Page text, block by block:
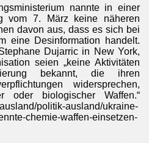
nannte in einer
vom 7. März keine näheren
davon aus, dass es sich bei
eine Desinformation handelt.
Dujarric in New York,
seien „keine Aktivitäten
bekannt, die ihren
widersprechen,
oder biologischer Waffen.“
politik-ausland/ukraine-
chemie-waffen-einsetzen-